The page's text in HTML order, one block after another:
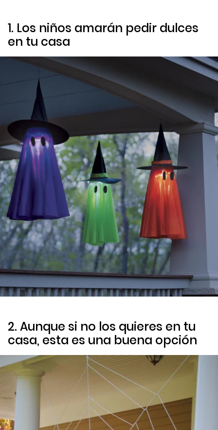
1. Los niños amarán pedir dulces
en tu casa
2. Aunque si no los quieres en tu
casa, esta es una buena opción